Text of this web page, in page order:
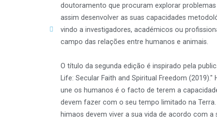
doutoramento que procuram explorar
assim desenvolver as suas capacidades
vindo a investigadores, académicos ou
campo das relações entre humanos e animais.
O título da segunda edição é inspirado pela
Life: Secular Faith and Spiritual Freedom
une os humanos é o facto de terem a
devem fazer com o seu tempo limitado na
himaos devem viver a sua vida de acordo com a